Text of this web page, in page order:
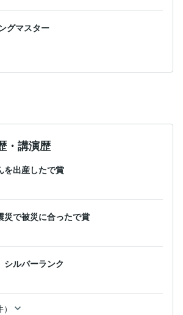
グマスター
・講演歴
を出産したで賞
災で被災に合ったで賞
ルバーランク